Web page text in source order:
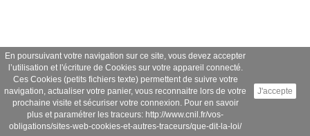
En poursuivant votre navigation sur ce site, vous devez accepter
l’utilisation et l'écriture de Cookies sur votre appareil connecté.
Ces Cookies (petits fichiers texte) permettent de suivre votre
navigation, actualiser votre panier, vous reconnaitre lors de votre
prochaine visite et sécuriser votre connexion. Pour en savoir
plus et paramétrer les traceurs: http://www.cnil.fr/vos-
obligations/sites-web-cookies-et-autres-traceurs/que-dit-la-loi/
J'accepte